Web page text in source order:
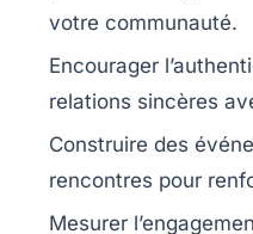
votre communauté.
Encourager
relations sincères
Construire des
rencontres pour
Mesurer